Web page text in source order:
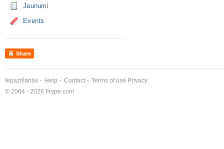
Jaunumi
Events
Share
Iepazīšanās Help Contact Terms of use Privacy
© 2004 - 2026 Frype.com